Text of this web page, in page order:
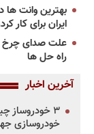
ایران برای کار
علت صدای چرخ
راه حل ها
آخرین اخبار
خودروسازی